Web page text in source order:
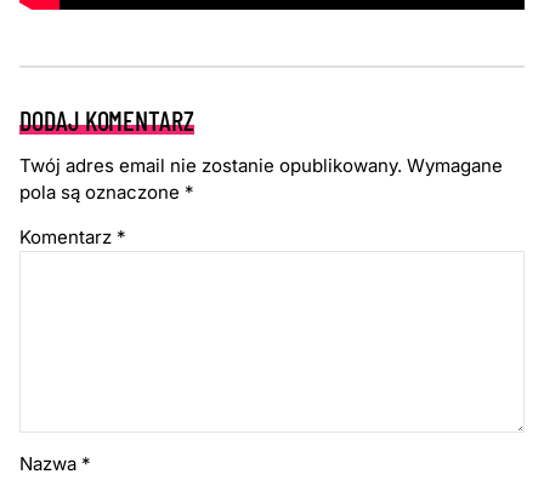
DODAJ KOMENTARZ
Twój adres email nie zostanie opublikowany. Wymagane
pola są oznaczone *
Komentarz *
Nazwa *